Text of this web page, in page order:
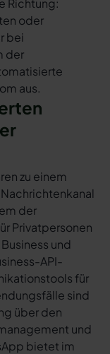
Richtung:
oder
bei
der
aus.
zu einem
der
Privatpersonen
und
API-
für
sind
über den
und
bietet im